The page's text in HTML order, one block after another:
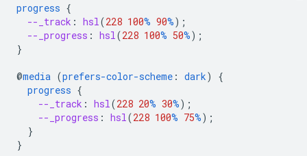
progress {
--_track : hsl (228 100% 90%);
--_progress : hsl (228 100% 50%);
}
@media (prefers-color-scheme : dark)
{
progress {
--_track : hsl (228 20% 30%);
--_progress : hsl (228 100% 75%);
}
}